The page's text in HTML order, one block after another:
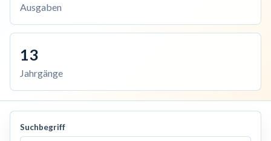
Ausgaben
13
Jahrgänge
Suchbegriff